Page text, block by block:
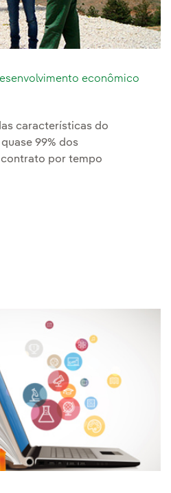
econômico
características do
99% dos
por tempo
para o
para o
Contribuímos para o